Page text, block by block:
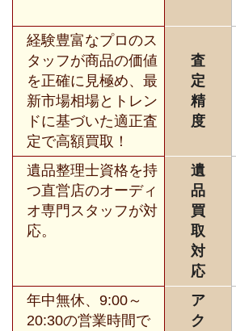
経験豊富なプロのス
タッフが商品の価値
を正確に見極め、最
新市場相場とトレン
ドに基づいた適正査
定で高額買取！
査
定
精
度
遺品整理士資格を持
つ直営店のオーディ
オ専門スタッフが対
応。
遺
品
買
取
対
応
年中無休、9:00～
20:30の営業時間で
ア
ク